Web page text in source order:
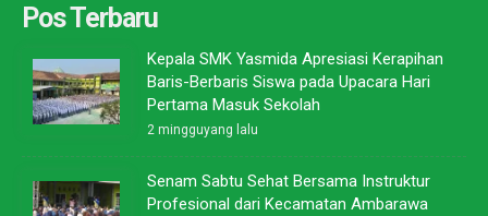
Pos Terbaru
Kepala SMK Yasmida Apresiasi Kerapihan
Baris-Berbaris Siswa pada Upacara Hari
Pertama Masuk Sekolah
2 mingguyang lalu
Senam Sabtu Sehat Bersama Instruktur
Profesional dari Kecamatan Ambarawa